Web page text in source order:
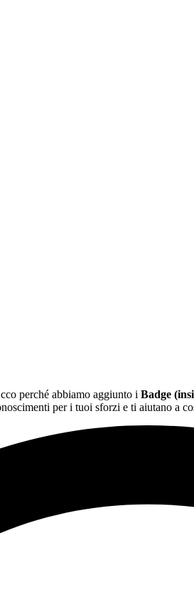
perché abbiamo aggiunto i Badge
per i tuoi sforzi e ti aiutano a